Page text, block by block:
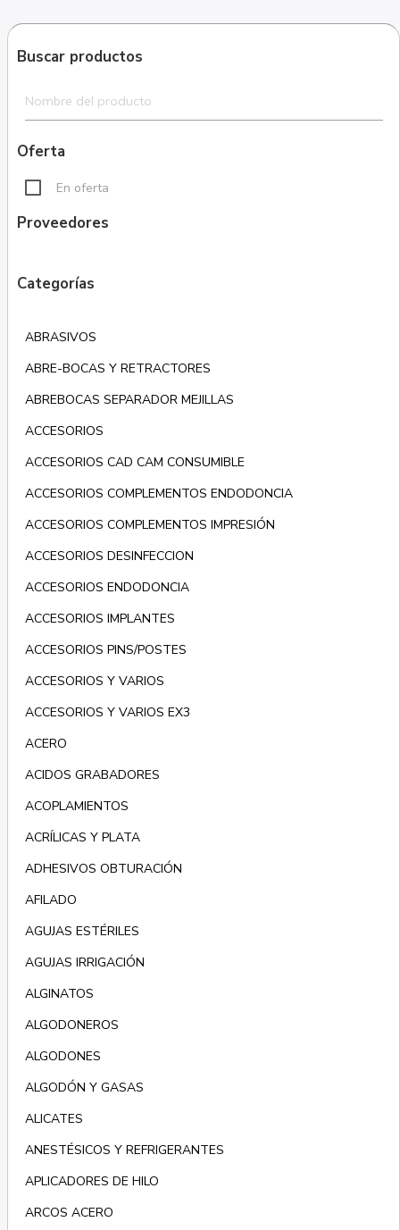
Buscar productos
Oferta
En oferta
Proveedores
Categorías
ABRASIVOS
ABRE-BOCAS Y RETRACTORES
ABREBOCAS SEPARADOR MEJILLAS
ACCESORIOS
ACCESORIOS CAD CAM CONSUMIBLE
ACCESORIOS COMPLEMENTOS ENDODONCIA
ACCESORIOS COMPLEMENTOS IMPRESIÓN
ACCESORIOS DESINFECCION
ACCESORIOS ENDODONCIA
ACCESORIOS IMPLANTES
ACCESORIOS PINS/POSTES
ACCESORIOS Y VARIOS
ACCESORIOS Y VARIOS EX3
ACERO
ACIDOS GRABADORES
ACOPLAMIENTOS
ACRÍLICAS Y PLATA
ADHESIVOS OBTURACIÓN
AFILADO
AGUJAS ESTÉRILES
AGUJAS IRRIGACIÓN
ALGINATOS
ALGODONEROS
ALGODONES
ALGODÓN Y GASAS
ALICATES
ANESTÉSICOS Y REFRIGERANTES
APLICADORES DE HILO
ARCOS ACERO